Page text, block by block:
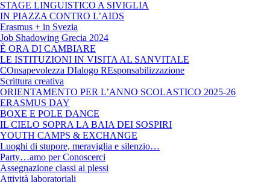
STAGE LINGUISTICO A SIVIGLIA
IN PIAZZA CONTRO L’AIDS
Erasmus + in Svezia
Job Shadowing Grecia 2024
È ORA DI CAMBIARE
LE ISTITUZIONI IN VISITA AL SANVITALE
COnsapevolezza DIalogo REsponsabilizzazione
Scrittura creativa
ORIENTAMENTO PER L’ANNO SCOLASTICO 2025-26
ERASMUS DAY
BOXE E POLE DANCE
IL CIELO SOPRA LA BAIA DEI SOSPIRI
YOUTH CAMPS & EXCHANGE
Luoghi di stupore, meraviglia e silenzio…
Party…amo per Conoscerci
Assegnazione classi ai plessi
Attività laboratoriali